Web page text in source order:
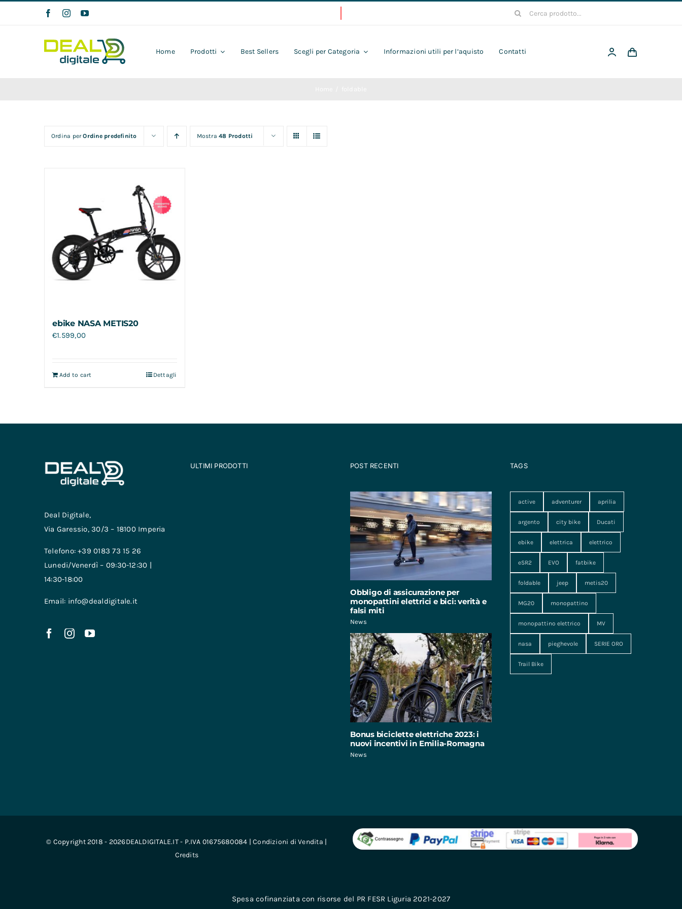
Cerca
Home Prodotti Best Sellers Scegli per Categoria Informazioni utili per l’aquisto Contatti
Ordina perOrdine predefinito Mostra48 Prodotti
ebike NASA METIS20
€1.599,00
Add to cart Dettagli
Deal Digitale,
Via Garessio, 30/3 – 18100 Imperia
Telefono: +39 0183 73 15 26
Lunedi/Venerdì – 09:30-12:30 |
14:30-18:00
Email: info@dealdigitale.it
ULTIMI PRODOTTI POST RECENTI
Obbligo di assicurazione per
monopattini elettrici e bici: verità e
falsi miti
News
Bonus biciclette elettriche 2023: i
nuovi incentivi in Emilia-Romagna
News
TAGS
active adventurer aprilia
argento city bike Ducati
ebike elettrica elettrico
eSR2 EVO fatbike
foldable jeep metis20
MG20 monopattino
monopattino elettrico MV
nasa pieghevole SERIE ORO
Trail Bike
© Copyright 2018 - 2026DEALDIGITALE.IT - P.IVA 01675680084 |Condizioni di Vendita |
Credits
Spesa cofinanziata con risorse del PR FESR Liguria 2021-2027